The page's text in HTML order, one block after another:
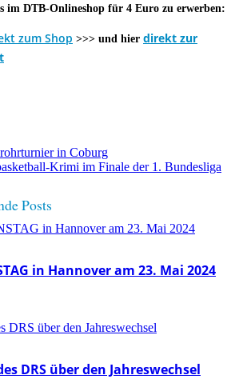
im DTB-Onlineshop für 4 Euro zu erwerben:
zum Shop >>> und hier direkt zur
in Coburg
Krimi im Finale der 1. Bundesliga
Posts
in Hannover am 23. Mai 2024
DRS über den Jahreswechsel